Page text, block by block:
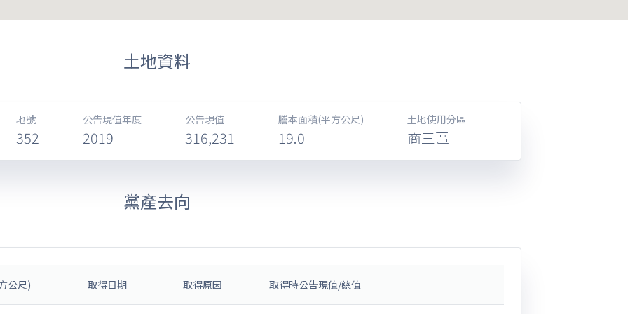
土地資料
地號
352
公告現值年度
2019
公告現值
316,231
謄本面積(平方公尺)
19.0
土地使用分區
商三區
黨產去向
公尺) 取得日期 取得原因 取得時公告現值/總值